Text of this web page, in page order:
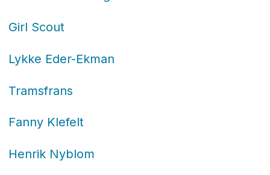
Girl Scout
Lykke Eder-Ekman
Tramsfrans
Fanny Klefelt
Henrik Nyblom